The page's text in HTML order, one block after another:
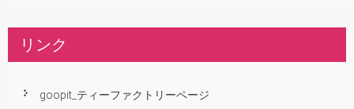
リンク
goopit_ティーファクトリーページ